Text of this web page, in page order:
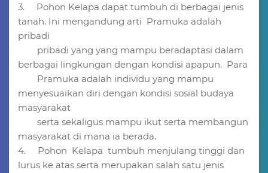
3. Pohon Kelapa dapat tumbuh di berbagai jenis
tanah. Ini mengandung arti Pramuka adalah
pribadi
pribadi yang yang mampu beradaptasi dalam
berbagai lingkungan dengan kondisi apapun. Para
Pramuka adalah individu yang mampu
menyesuaikan diri dengan kondisi sosial budaya
masyarakat
serta sekaligus mampu ikut serta membangun
masyarakat di mana ia berada.
4. Pohon Kelapa tumbuh menjulang tinggi dan
lurus ke atas serta merupakan salah satu jenis